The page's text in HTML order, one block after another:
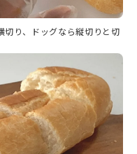
切り、ドッグなら縦切りと切